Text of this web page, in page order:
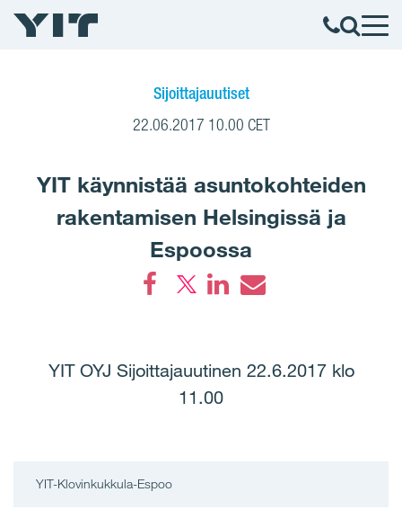
Sijoittajauutiset
22.06.2017 10.00 CET
YIT käynnistää asuntokohteiden
rakentamisen Helsingissä ja
Espoossa
YIT OYJ Sijoittajauutinen 22.6.2017 klo
11.00
YIT-Klovinkukkula-Espoo